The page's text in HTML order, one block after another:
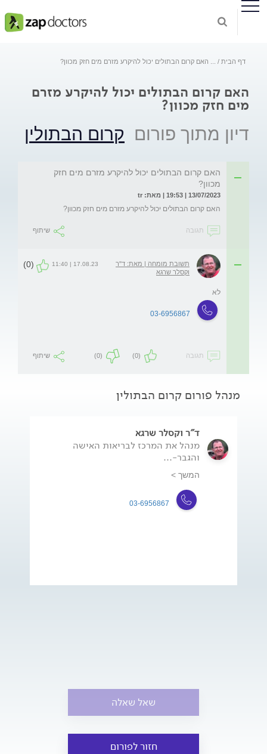
דף הבית האם קרום הבתולים יכול להיקרע מזרם מים חזק מכוון?
האם קרום הבתולים יכול להיקרע מזרם
מים חזק מכוון?
דיון מתוך פורום קרום הבתולין
האם קרום הבתולים יכול להיקרע מזרם מים חזק
מכוון?
13/07/2023 | 19:53 | מאת: tr
האם קרום הבתולים יכול להיקרע מזרם מים חזק מכוון?
תגובה שיתוף
תשובת מומחה | מאת: ד"ר
וקסלר שרגא
17.08.23 | 11:40
(0)
לא
03-6956867
תגובה (0)
(0) שיתוף
מנהל פורום קרום הבתולין
ד"ר וקסלר שרגא
מנהל את המרכז לבריאות האישה
והגבר-...
המשך >
03-6956867
שאל שאלה
חזור לפורום